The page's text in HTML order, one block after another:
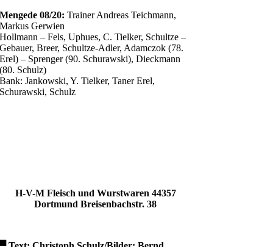
Mengede 08/20: Trainer Andreas Teichmann,
Markus Gerwien
Hollmann – Fels, Uphues, C. Tielker, Schultze –
Gebauer, Breer, Schultze-Adler, Adamczok (78.
Erel) – Sprenger (90. Schurawski), Dieckmann
(80. Schulz)
Bank: Jankowski, Y. Tielker, Taner Erel,
Schurawski, Schulz
H-V-M Fleisch und Wurstwaren 44357
DortmundBreisenbachstr. 38